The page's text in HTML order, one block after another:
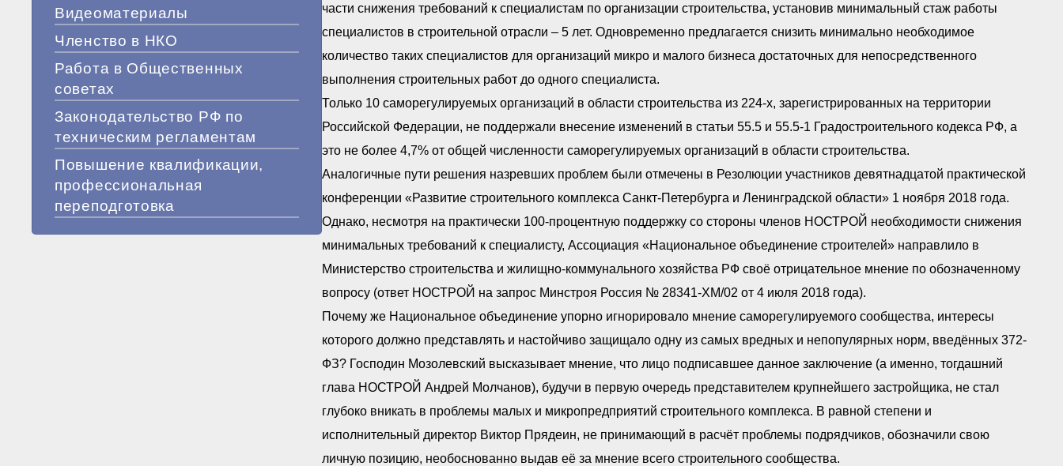
Видеоматериалы
Членство в НКО
Работа в Общественных
советах
Законодательство РФ по
техническим регламентам
Повышение квалификации,
профессиональная
переподготовка
части снижения требований к специалистам по организации строительства, установив минимальный стаж работы
специалистов в строительной отрасли – 5 лет. Одновременно предлагается снизить минимально необходимое
количество таких специалистов для организаций микро и малого бизнеса достаточных для непосредственного
выполнения строительных работ до одного специалиста.
Только 10 саморегулируемых организаций в области строительства из 224-х, зарегистрированных на территории
Российской Федерации, не поддержали внесение изменений в статьи 55.5 и 55.5-1 Градостроительного кодекса РФ, а
это не более 4,7% от общей численности саморегулируемых организаций в области строительства.
Аналогичные пути решения назревших проблем были отмечены в Резолюции участников девятнадцатой практической
конференции «Развитие строительного комплекса Санкт-Петербурга и Ленинградской области» 1 ноября 2018 года.
Однако, несмотря на практически 100-процентную поддержку со стороны членов НОСТРОЙ необходимости снижения
минимальных требований к специалисту, Ассоциация «Национальное объединение строителей» направлило в
Министерство строительства и жилищно-коммунального хозяйства РФ своё отрицательное мнение по обозначенному
вопросу (ответ НОСТРОЙ на запрос Минстроя Россия № 28341-ХМ/02 от 4 июля 2018 года).
Почему же Национальное объединение упорно игнорировало мнение саморегулируемого сообщества, интересы
которого должно представлять и настойчиво защищало одну из самых вредных и непопулярных норм, введённых 372-
ФЗ? Господин Мозолевский высказывает мнение, что лицо подписавшее данное заключение (а именно, тогдашний
глава НОСТРОЙ Андрей Молчанов), будучи в первую очередь представителем крупнейшего застройщика, не стал
глубоко вникать в проблемы малых и микропредприятий строительного комплекса. В равной степени и
исполнительный директор Виктор Прядеин, не принимающий в расчёт проблемы подрядчиков, обозначили свою
личную позицию, необоснованно выдав её за мнение всего строительного сообщества.